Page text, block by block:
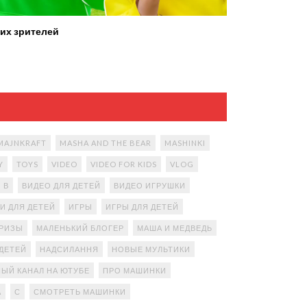
зрителей
MASHA AND THE BEAR MASHINKI
TOYS VIDEO VIDEO FOR KIDS VLOG
В ВИДЕО ДЛЯ ДЕТЕЙ ВИДЕО ИГРУШКИ
ДЛЯ ДЕТЕЙ ИГРЫ ИГРЫ ДЛЯ ДЕТЕЙ
МАЛЕНЬКИЙ БЛОГЕР МАША И МЕДВЕДЬ
НАДСИЛАННЯ НОВЫЕ МУЛЬТИКИ
КАНАЛ НА ЮТУБЕ ПРО МАШИНКИ
С СМОТРЕТЬ МАШИНКИ